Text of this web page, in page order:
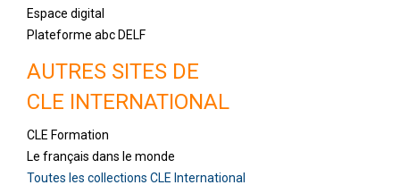
Espace digital
Plateforme abc DELF
AUTRES SITES DE
CLE INTERNATIONAL
CLE Formation
Le français dans le monde
Toutes les collections CLE International